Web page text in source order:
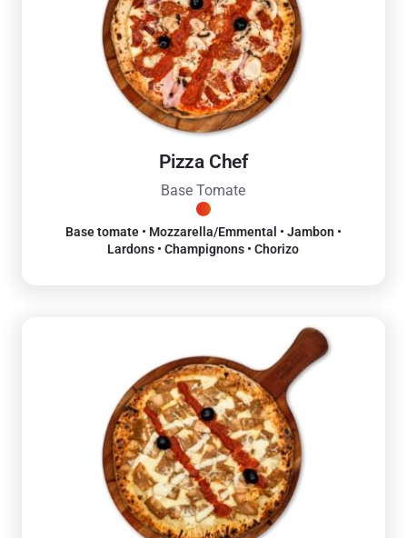
Pizza Chef
Base Tomate
Base tomate • Mozzarella/Emmental • Jambon •
Lardons • Champignons • Chorizo